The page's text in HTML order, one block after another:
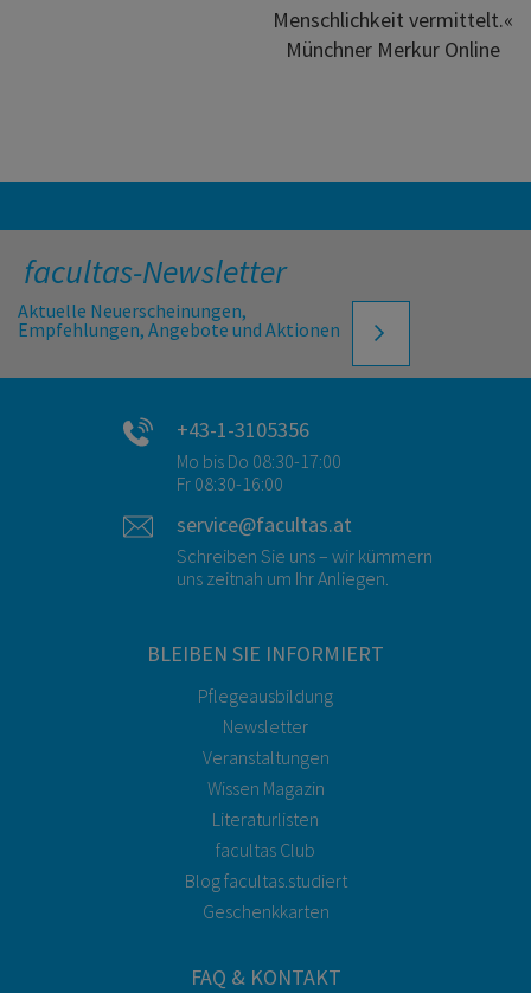
Menschlichkeit vermittelt.«
Münchner Merkur Online
facultas-Newsletter
Aktuelle Neuerscheinungen,
Empfehlungen, Angebote und Aktionen
+43-1-3105356
Mo bis Do 08:30-17:00
Fr 08:30-16:00
service@facultas.at
Schreiben Sie uns – wir kümmern
uns zeitnah um Ihr Anliegen.
BLEIBEN SIE INFORMIERT
Pflegeausbildung
Newsletter
Veranstaltungen
Wissen Magazin
Literaturlisten
facultas Club
Blog facultas.studiert
Geschenkkarten
FAQ & KONTAKT